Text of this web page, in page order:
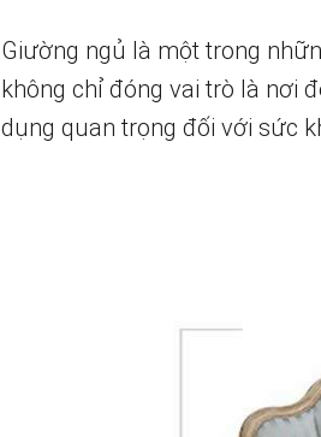
Giường ngủ là một trong
không chỉ đóng vai trò là nơi
dụng quan trọng đối với sức